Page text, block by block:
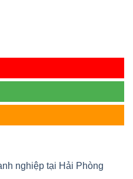
nghiệp tại Hải Phòng